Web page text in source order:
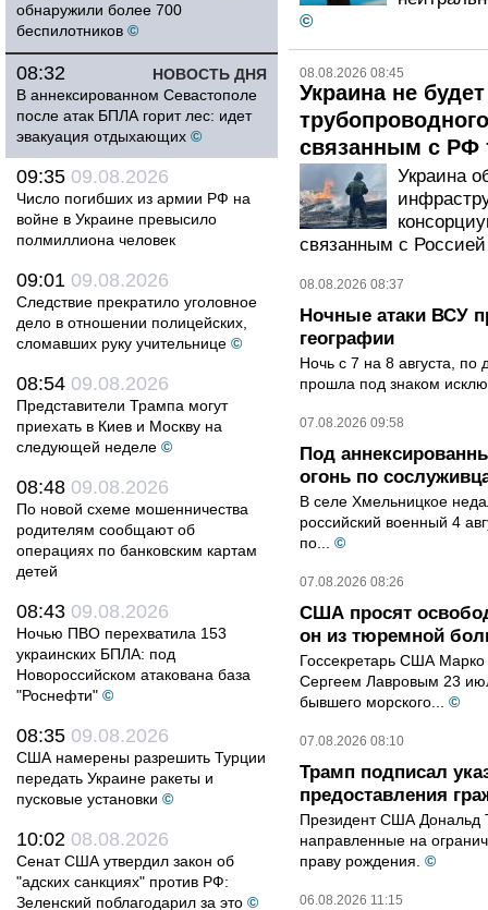
обнаружили более 700
беспилотников ©
НОВОСТЬ ДНЯ
08:32
В аннексированном Севастополе
после атак БПЛА горит лес: идет
эвакуация отдыхающих ©
09:35 09.08.2026
Число погибших из армии РФ на
войне в Украине превысило
полмиллиона человек
09:01 09.08.2026
Следствие прекратило уголовное
дело в отношении полицейских,
сломавших руку учительнице ©
08:54 09.08.2026
Представители Трампа могут
приехать в Киев и Москву на
следующей неделе ©
08:48 09.08.2026
По новой схеме мошенничества
родителям сообщают об
операциях по банковским картам
детей
08:43 09.08.2026
Ночью ПВО перехватила 153
украинских БПЛА: под
Новороссийском атакована база
"Роснефти" ©
08:35 09.08.2026
США намерены разрешить Турции
передать Украине ракеты и
пусковые установки ©
10:02 08.08.2026
Сенат США утвердил закон об
"адских санкциях" против РФ:
Зеленский поблагодарил за это ©
©
08.08.2026 08:45
Украина не
связанным с РФ
Украина
связанным с
08.08.2026 08:37
Ночные атаки ВСУ
географии
Ночь с 7 на 8 августа,
прошла под знаком
07.08.2026 09:58
Под
огонь по
В селе Хмельницкое
российский военный 4
по...
©
07.08.2026 08:26
США просят
он из тюремной
Госсекретарь США
Сергеем Лавровым 23
бывшего морского...
©
07.08.2026 08:10
Трамп подписал
предоставления
Президент США Дональд
направленные на
праву рождения. ©
06.08.2026 11:15